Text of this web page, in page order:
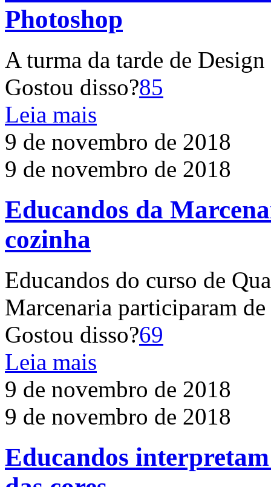
Photoshop
A turma da tarde de
Gostou disso?85
Leia mais
9 de novembro de 2018
9 de novembro de 2018
Educandos da
cozinha
Educandos do curso de
Marcenaria participaram de
Gostou disso?69
Leia mais
9 de novembro de 2018
9 de novembro de 2018
Educandos